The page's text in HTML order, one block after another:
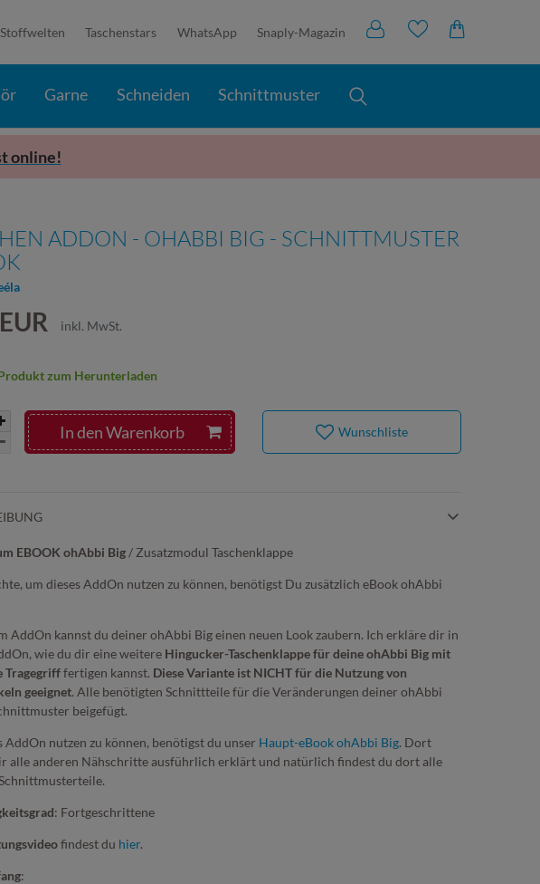
Stoffwelten Taschenstars WhatsApp Snaply-Magazin
Garne Schneiden Schnittmuster
online!
ADDON - OHABBI BIG - SCHNITTMUSTER
inkl. MwSt.
In den Warenkorb
zum Herunterladen
Wunschliste
EBOOK ohAbbi Big / Zusatzmodul Taschenklappe
um dieses AddOn nutzen zu können, benötigst Du zusätzlich eBook ohAbbi
AddOn kannst du deiner ohAbbi Big einen neuen Look zaubern. Ich erkläre dir in
wie du dir eine weitere Hingucker-Taschenklappe für deine ohAbbi Big mit
Tragegrifffertigen kannst. Diese Variante ist NICHT für die Nutzung von
geeignet. Alle benötigten Schnittteile für die Veränderungen deiner ohAbbi
beigefügt.
AddOn nutzen zu können, benötigst du unser Haupt-eBook ohAbbi Big. Dort
alle anderen Nähschritte ausführlich erklärt und natürlich findest du dort alle
: Fortgeschrittene
findest du hier.
: